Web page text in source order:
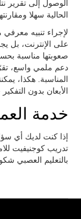
الوصول إلى تقرير
الحالية سهلا
لإجراء تنبيه
على الإنترنت، بل
صعوبتها مناسبة
دعم ملمي واسع، تقرّر
المناسبة. هكذا،
الأبعان بدون
خدمة
إذا كنت لديك أي
تدريب كوجنيفيت
بالتعليم العصبي